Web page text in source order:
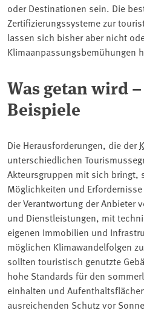
oder Destinationen sein. Die
Zertifizierungssysteme zur
lassen sich bisher aber nicht
Klimaanpassungsbemühungen
Was getan wird
Beispiele
Die Herausforderungen, die der
unterschiedlichen
Akteursgruppen mit sich bringt,
Möglichkeiten und
der Verantwortung der Anbieter
und Dienstleistungen, mit
eigenen Immobilien und
möglichen Klimawandelfolgen
sollten touristisch genutzte
hohe Standards für den
einhalten und
ausreichenden Schutz vor